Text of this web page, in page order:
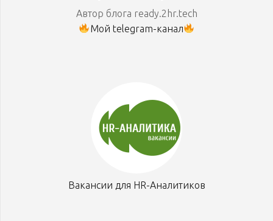
Автор блога ready.2hr.tech
Мой telegram-канал
Вакансии для HR-Аналитиков